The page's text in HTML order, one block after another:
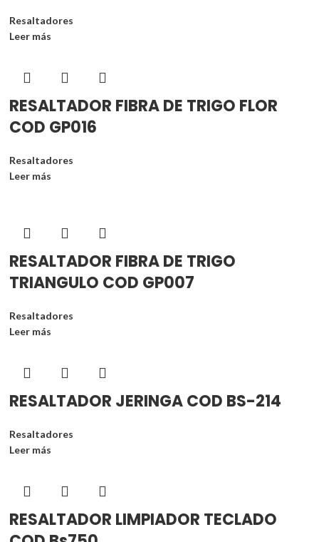
Resaltadores
Leer más
RESALTADOR FIBRA DE TRIGO FLOR
COD GP016
Resaltadores
Leer más
RESALTADOR FIBRA DE TRIGO
TRIANGULO COD GP007
Resaltadores
Leer más
RESALTADOR JERINGA COD BS-214
Resaltadores
Leer más
RESALTADOR LIMPIADOR TECLADO